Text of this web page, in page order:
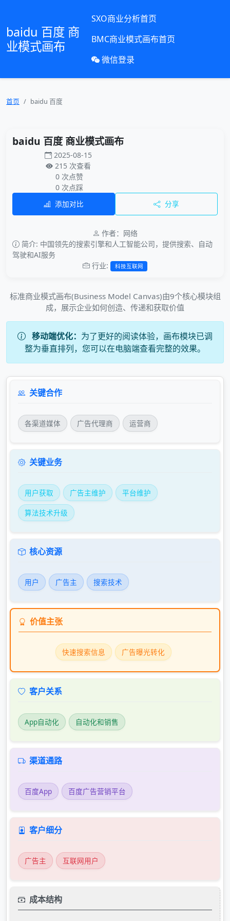
baidu 百度 商
业模式画布
SXO商业分析首页
BMC商业模式画布首页
微信登录
首页 baidu 百度
baidu 百度 商业模式画布
2025-08-15
215 次查看
0 次点赞
0 次点踩
添加对比
分享
作者：网络
简介: 中国领先的搜索引擎和人工智能公司，提供搜索、自动
驾驶和AI服务
行业:
科技互联网
标准商业模式画布(Business Model Canvas)由9个核心模块组
成，展示企业如何创造、传递和获取价值
移动端优化： 为了更好的阅读体验，画布模块已调
整为垂直排列，您可以在电脑端查看完整的效果。
关键合作
各渠道媒体 广告代理商 运营商
关键业务
用户获取 广告主维护 平台维护
算法技术升级
核心资源
用户 广告主 搜索技术
价值主张
快速搜索信息 广告曝光转化
客户关系
App自动化 自动化和销售
渠道通路
百度App 百度广告营销平台
客户细分
广告主 互联网用户
成本结构